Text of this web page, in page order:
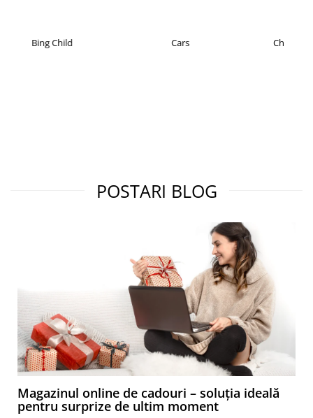
Christian Laurent
POSTARI BLOG
Magazinul online de cadouri – soluția ideală
pentru surprize de ultim moment